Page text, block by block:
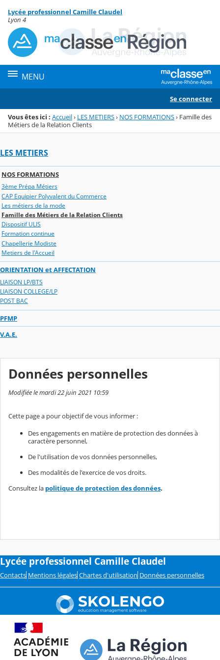
Menu de la rubrique
Contenu
Lycée professionnel Camille Claudel
Lyon 4
MENU
Se connecter
Vous êtes ici : Accueil› LES METIERS› NOS FORMATIONS› Famille des
Métiers de la Relation Clients
LES METIERS
NOS FORMATIONS
3ème Prépa Métiers
CAP Equipier Polyvalent du Commerce
Les métiers de la mode
Famille des Métiers de la Relation Clients
Dispositif ULIS
Formation continue
Chapellerie Modiste
Metiers de l'Accueil
ORIENTATION et AFFECTATION
LIAISON LP/BTS
LIAISON COLLEGE/LP
POST BAC
PFMP
V.A.E.
Données personnelles
Modifiée le mardi 22 juin 2021 10:59
Cette page a pour objectif de vous informer :
Des engagements en matière de protection des données à
caractère personnel,
De l'utilisation de vos données personnelles,
Des modalités de l'exercice de vos droits.
Consultez la politique de protection des données.
Lycée professionnel Camille Claudel
Contacts Mentions légales Chartes d'utilisation Données personnelles